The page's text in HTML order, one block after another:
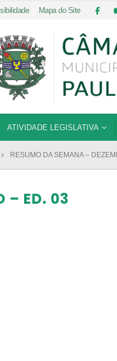
| Mapa do Site
ATIVIDADE LEGISLATIVA
RESUMO DA SEMANA –
– ED. 03